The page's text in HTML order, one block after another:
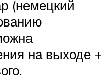
(немецкий
на выходе +